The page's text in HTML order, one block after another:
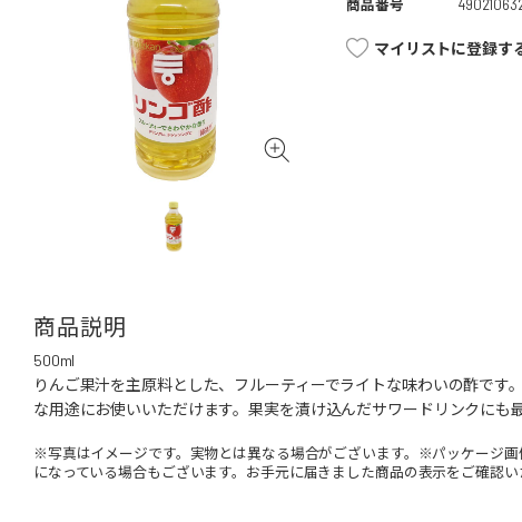
商品番号
マイリストに登録す
商品説明
500ml
りんご果汁を主原料とした、フルーティーでライトな味わいの酢で
な用途にお使いいただけます。果実を漬け込んだサワードリンクにも最
※写真はイメージです。実物とは異なる場合がございます。※パッケージ
になっている場合もございます。お手元に届きました商品の表示をご確認い